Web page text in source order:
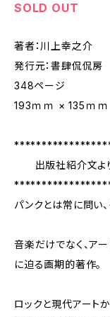
SOLD OUT
著者：川上幸之介
発行元：書肆侃侃房
348ページ
193ｍｍ × 135ｍ
出版社紹介文よ
パンクとは常に問い
音楽だけでなく、アー
に迫る画期的著作。
ロックと現代アート